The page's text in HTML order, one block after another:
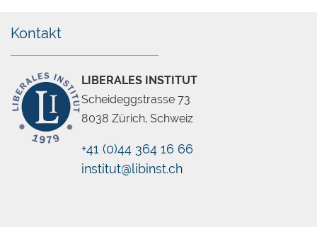
Chatbot
Kontakt
LIBERALES INSTITUT
Scheideggstrasse 73
8038 Zürich, Schweiz
+41 (0)44 364 16 66
institut@libinst.ch